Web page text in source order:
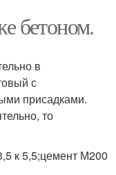
бетоном.
в
с
присадками.
то
к 5,5;цемент М200